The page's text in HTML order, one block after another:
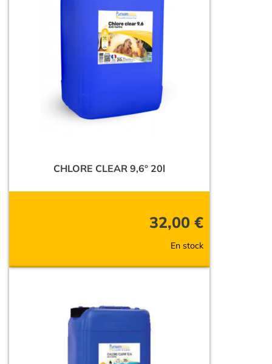
CHLORE CLEAR 9,6° 20l
32,00 €
En stock